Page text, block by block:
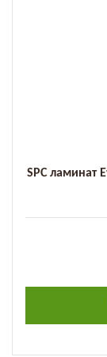
SPC ламинат